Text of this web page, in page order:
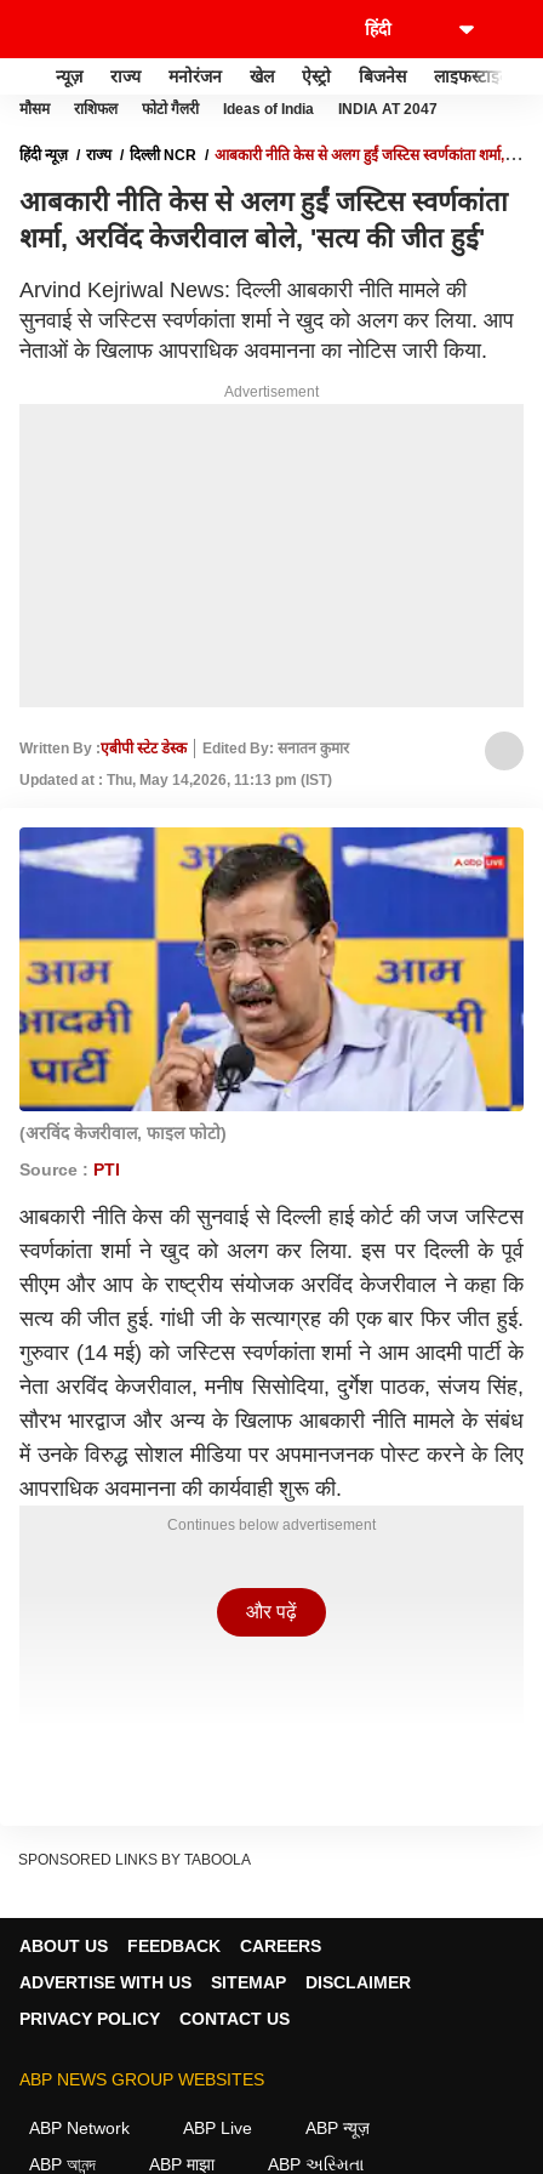
न्यूज़ राज्य मनोरंजन खेल ऐस्ट्रो बिजनेस लाइफस्टाइल
मौसम राशिफल फोटो गैलरी Ideas of India INDIA AT 2047
हिंदी न्यूज़ राज्य दिल्ली NCR
आबकारी नीति केस से अलग हुईं जस्टिस स्वर्णकांता शर्मा,
आबकारी नीति केस से अलग हुईं जस्टिस स्वर्णकांता
शर्मा, अरविंद केजरीवाल बोले, 'सत्य की जीत हुई'
Arvind Kejriwal News: दिल्ली आबकारी नीति मामले की
सुनवाई से जस्टिस स्वर्णकांता शर्मा ने खुद को अलग कर लिया. आप
नेताओं के खिलाफ आपराधिक अवमानना का नोटिस जारी किया.
Advertisement
Written By :एबीपी स्टेट डेस्क
Edited By: सनातन कुमार
Updated at : Thu, May 14,2026, 11:13 pm (IST)
(अरविंद केजरीवाल, फाइल फोटो)
Source : PTI
आबकारी नीति केस की सुनवाई से दिल्ली हाई कोर्ट की जज जस्टिस
स्वर्णकांता शर्मा ने खुद को अलग कर लिया. इस पर दिल्ली के पूर्व
सीएम और आप के राष्ट्रीय संयोजक अरविंद केजरीवाल ने कहा कि
सत्य की जीत हुई. गांधी जी के सत्याग्रह की एक बार फिर जीत हुई.
गुरुवार (14 मई) को जस्टिस स्वर्णकांता शर्मा ने आम आदमी पार्टी के
नेता अरविंद केजरीवाल, मनीष सिसोदिया, दुर्गेश पाठक, संजय सिंह,
सौरभ भारद्वाज और अन्य के खिलाफ आबकारी नीति मामले के संबंध
में उनके विरुद्ध सोशल मीडिया पर अपमानजनक पोस्ट करने के लिए
आपराधिक अवमानना ​​की कार्यवाही शुरू की.
Continues below advertisement
'सोशल मीडिया पर सुनियोजित अभियान चलाया'
कानूनी उपायों का सहारा लेने के बजाय उन्हें बदनाम करने के इरादे से
और पढ़ें
SPONSORED LINKS BY TABOOLA
ABOUT US FEEDBACK
CAREERS
ADVERTISE WITH US
SITEMAP
DISCLAIMER
PRIVACY POLICY
CONTACT US
ABP NEWS GROUP WEBSITES
ABP Network ABP Live
ABP न्यूज़
ABP আনন্দ
ABP माझा ABP અસ્મિતા